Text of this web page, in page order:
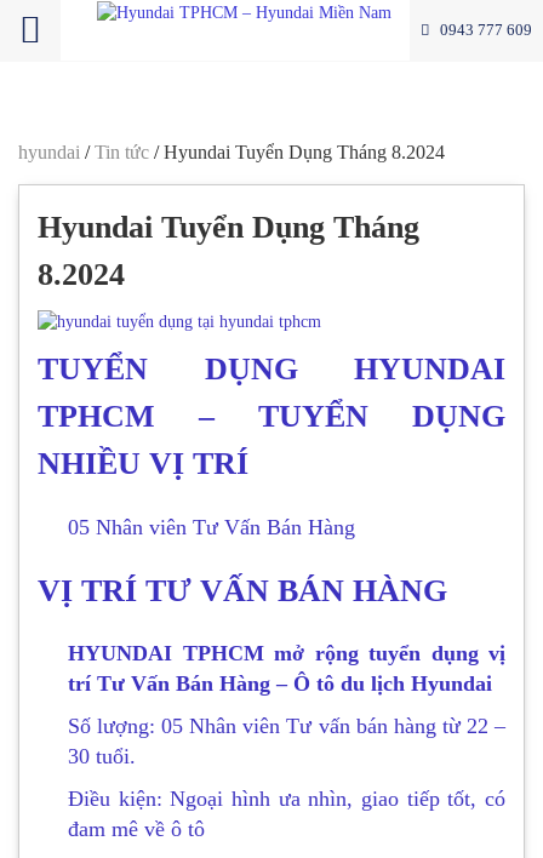
0943 777 609
hyundai /Tin tức /Hyundai Tuyển Dụng Tháng 8.2024
Hyundai Tuyển Dụng Tháng
8.2024
TUYỂN DỤNG HYUNDAI
TPHCM – TUYỂN DỤNG
NHIỀU VỊ TRÍ
05 Nhân viên Tư Vấn Bán Hàng
VỊ TRÍ TƯ VẤN BÁN HÀNG
HYUNDAI TPHCM mở rộng tuyển dụng vị
trí Tư Vấn Bán Hàng – Ô tô du lịch Hyundai
Số lượng: 05 Nhân viên Tư vấn bán hàng từ 22 –
30 tuổi.
Điều kiện: Ngoại hình ưa nhìn, giao tiếp tốt, có
đam mê về ô tô